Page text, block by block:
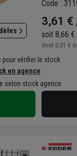
Clair
Code :
3,61 €
soit 8,66 €
dont 0,01 €
pour vérifier le stock
en agence
selon stock agence